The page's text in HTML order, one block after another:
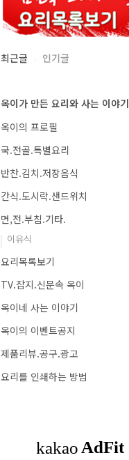
최근글 인기글
옥이가 만든 요리와 사는 이야기
옥이의 프로필
국.전골.특별요리
반찬.김치.저장음식
간식.도시락.샌드위치
면,전.부침.기타.
이유식
요리목록보기
TV.잡지.신문속 옥이
옥이네 사는 이야기
옥이의 이벤트공지
제품리뷰.공구.광고
요리를 인쇄하는 방법